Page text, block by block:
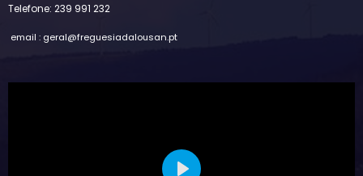
Telefone: 239 991 232
email : geral@freguesiadalousan.pt